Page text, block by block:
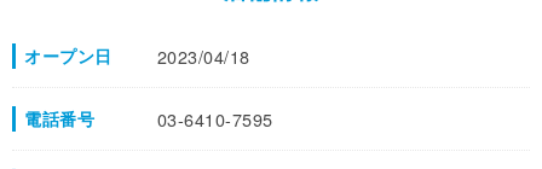
オープン日 2023/04/18
電話番号 03-6410-7595